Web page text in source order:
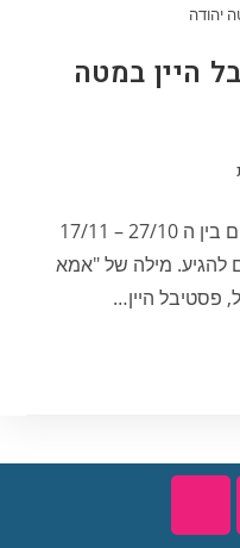
יהודה
היין במטה
פסטיבל היין של במטה יהודה יתקיים בין ה 27/10 – 17/11
לכם להגיע. מילה של "אמא
פסטיבל היין…